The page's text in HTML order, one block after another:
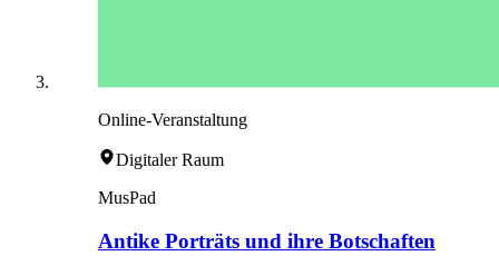
Online-Veranstaltung
Digitaler Raum
MusPad
Antike Porträts und ihre Botschaften